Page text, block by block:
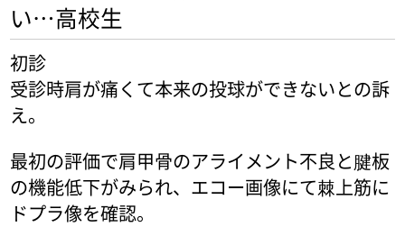
い…高校生
初診
受診時肩が痛くて本来の投球ができないとの訴
え。
最初の評価で肩甲骨のアライメント不良と腱板
の機能低下がみられ、エコー画像にて棘上筋に
ドプラ像を確認。